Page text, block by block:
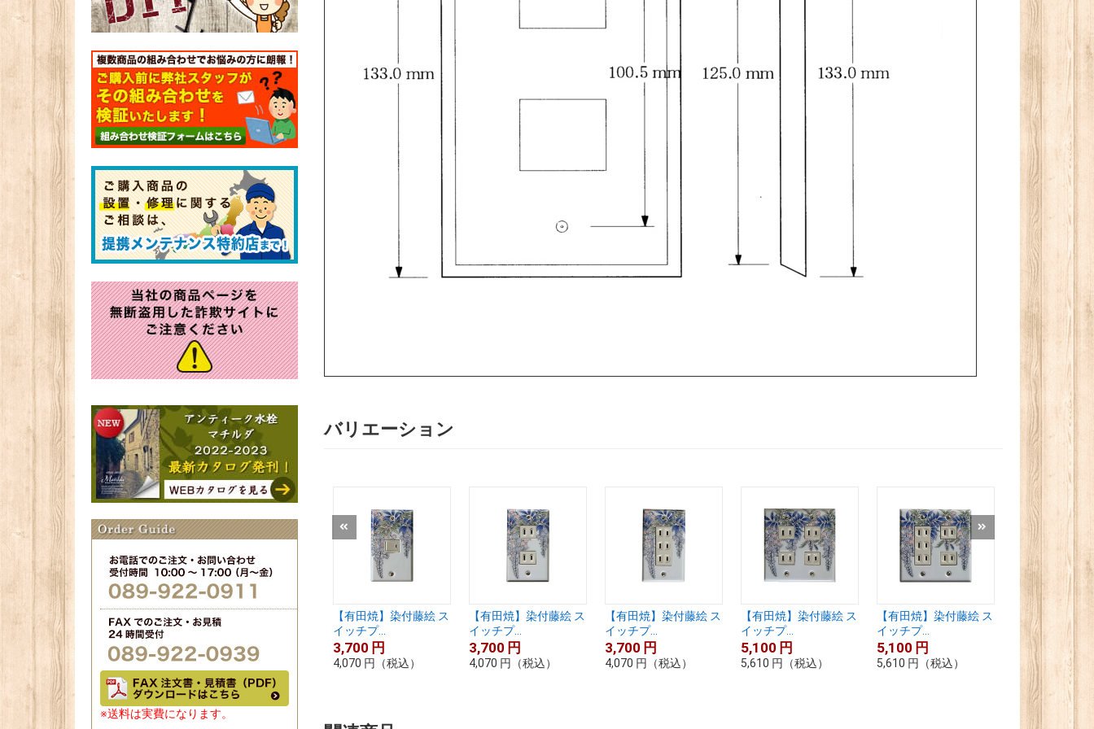
※送料は実費になります。
バリエーション
【有田焼】染付藤絵 ス
イッチプ...
3,700 円
4,070 円 （税込）
【有田焼】染付藤絵 ス
イッチプ...
3,700 円
4,070 円 （税込）
【有田焼】染付藤絵 ス
イッチプ...
3,700 円
4,070 円 （税込）
【有田焼】染付藤絵 ス
イッチプ...
5,100 円
5,610 円 （税込）
【有田焼】染付藤絵 ス
イッチプ...
5,100 円
5,610 円 （税込）
イッチプ...
5,100
5,610 （税込